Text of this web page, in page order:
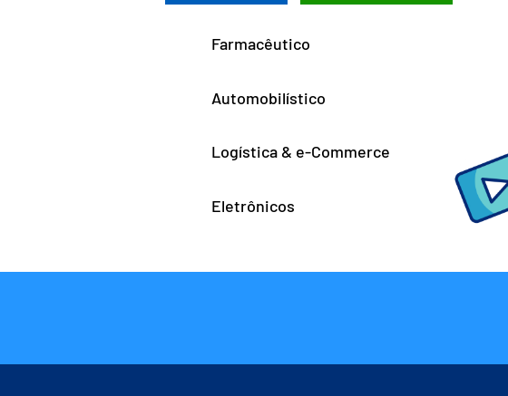
Farmacêutico
Automobilístico
Logística & e-Commerce
Eletrônicos